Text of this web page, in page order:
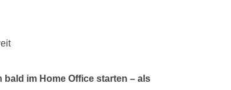
im Home Office starten – als